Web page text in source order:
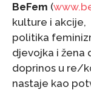
BeFem (
kulture i akcije,
politika
djevojka i žena
doprinos u re/
nastaje kao